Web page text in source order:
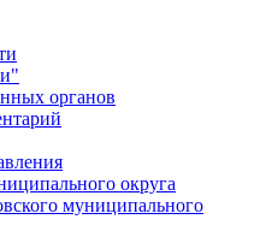
органов
округа
муниципального